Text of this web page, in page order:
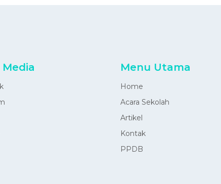
Media Menu Utama
Home
Acara Sekolah
Artikel
Kontak
PPDB